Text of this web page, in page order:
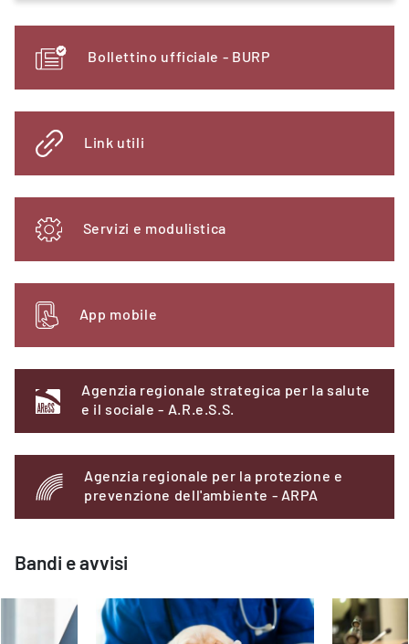
Bollettino ufficiale - BURP
Link utili
Servizi e modulistica
App mobile
Agenzia regionale strategica per la salute
e il sociale - A.R.e.S.S.
Agenzia regionale per la protezione e
prevenzione dell'ambiente - ARPA
Bandi e avvisi